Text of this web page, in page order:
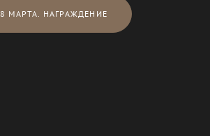
8 МАРТА. НАГРАЖДЕНИЕ